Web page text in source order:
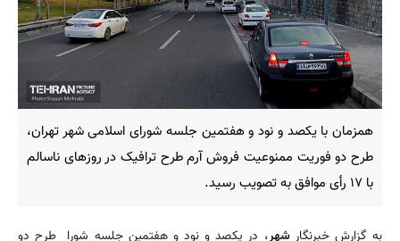
همزمان با یکصد و نود و هفتمین جلسه شورای اسلامی شهر تهران،
طرح دو فوریت ممنوعیت فروش آرم طرح ترافیک در روزهای ناسالم
با ۱۷ رأی موافق به تصویب رسید.
به گزارش خبرنگارشهر، در یکصد و نود و هفتمین جلسه شورا طرح دو